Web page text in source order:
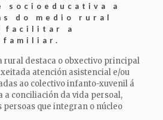
socioeducativa a
do medio rural
facilitar a
familiar.
rural destaca o obxectivo principal
atención asistencial e/ou
ao colectivo infanto-xuvenil á
a conciliación da vida persoal,
que integran o núcleo